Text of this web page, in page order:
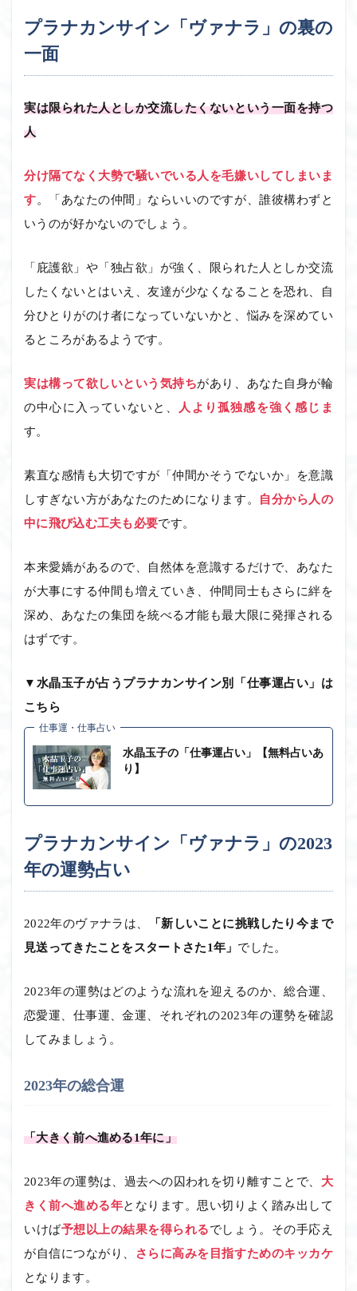
プラナカンサイン「ヴァナラ」の裏の
一面
実は限られた人としか交流したくないという一面を持つ
人
分け隔てなく大勢で騒いでいる人を毛嫌いしてしまいま
す。「あなたの仲間」ならいいのですが、誰彼構わずと
いうのが好かないのでしょう。
「庇護欲」や「独占欲」が強く、限られた人としか交流
したくないとはいえ、友達が少なくなることを恐れ、自
分ひとりがのけ者になっていないかと、悩みを深めてい
るところがあるようです。
実は構って欲しいという気持ちがあり、あなた自身が輪
の中心に入っていないと、
人より孤独感を強く感じま
す。
素直な感情も大切ですが「仲間かそうでないか」を意識
しすぎない方があなたのためになります。
自分から人の
中に飛び込む工夫も必要です。
本来愛嬌があるので、自然体を意識するだけで、あなた
が大事にする仲間も増えていき、仲間同士もさらに絆を
深め、あなたの集団を統べる才能も最大限に発揮される
はずです。
▼水晶玉子が占うプラナカンサイン別「仕事運占い」は
こちら
仕事運・仕事占い
水晶玉子の「仕事運占い」【無料占いあ
り】
プラナカンサイン「ヴァナラ」の2023
年の運勢占い
2022年のヴァナラは、
「新しいことに挑戦したり今まで
見送ってきたことをスタートさた1年」 でした。
2023年の運勢はどのような流れを迎えるのか、総合運、
恋愛運、仕事運、金運、それぞれの2023年の運勢を確認
してみましょう。
2023年の総合運
「大きく前へ進める1年に」
2023年の運勢は、過去への囚われを切り離すことで、 大
きく前へ進める年となります。思い切りよく踏み出して
いけば予想以上の結果を得られるでしょう。その手応え
が自信につながり、
さらに高みを目指すためのキッカケ
となります。